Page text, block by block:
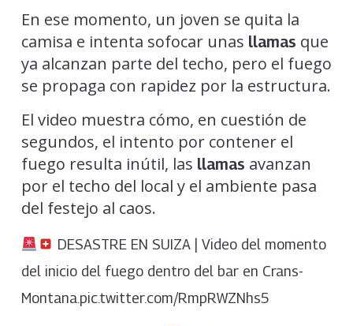
En ese momento, un joven se quita la
camisa e intenta sofocar unas llamas que
ya alcanzan parte del techo, pero el fuego
se propaga con rapidez por la estructura.
El video muestra cómo, en cuestión de
segundos, el intento por contener el
fuego resulta inútil, las llamas avanzan
por el techo del local y el ambiente pasa
del festejo al caos.
DESASTRE EN SUIZA | Video del momento
del inicio del fuego dentro del bar en Crans-
Montana.pic.twitter.com/RmpRWZNhs5